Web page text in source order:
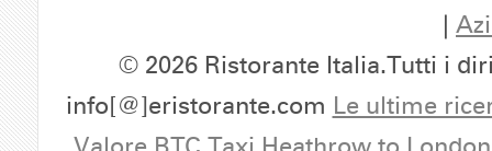
|
© 2026 Ristorante Italia.Tutti i
info[@]eristorante.com Le ultime